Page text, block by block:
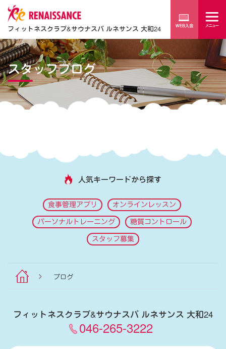
フィットネスクラブ&サウナスパ ルネサンス 大和24
スタッフブログ
人気キーワードから探す
食事管理アプリ オンラインレッスン
パーソナルトレーニング 糖質コントロール
スタッフ募集
ブログ
フィットネスクラブ&サウナスパ ルネサンス 大和24
046-265-3222